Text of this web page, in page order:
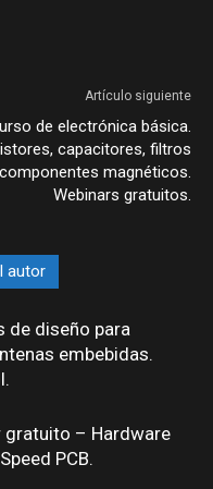
Artículo siguiente
de electrónica básica.
capacitores, filtros
magnéticos.
Webinars gratuitos.
autor
de diseño para
embebidas.
gratuito – Hardware
PCB.